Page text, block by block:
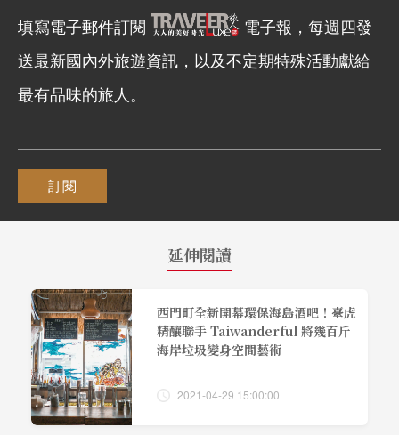
填寫電子郵件訂閱
電子報，每週四發
送最新國內外旅遊資訊，以及不定期特殊活動獻給
最有品味的旅人。
訂閱
延伸閱讀
西門町全新開幕環保海島酒吧！臺虎
精釀聯手 Taiwanderful 將幾百斤
海岸垃圾變身空間藝術
2021-04-29 15:00:00